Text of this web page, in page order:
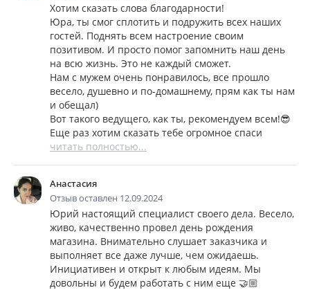
Хотим сказать слова благодарности!
Юра, ты смог сплотить и подружить всех наших
гостей. Поднять всем настроение своим
позитивом. И просто помог запомнить наш день
на всю жизнь. Это не каждый сможет.
Нам с мужем очень понравилось, все прошло
весело, душевно и по-домашнему, прям как ты нам
и обещал)
Вот такого ведущего, как ты, рекомендуем всем!😎
Еще раз хотим сказать тебе огромное спаси
читать полностью...
Анастасия
Отзыв оставлен 12.09.2024
Юрий настоящий специалист своего дела. Весело,
живо, качественно провел день рождения
магазина. Внимательно слушает заказчика и
выполняет все даже лучше, чем ожидаешь.
Инициативен и открыт к любым идеям. Мы
довольны и будем работать с ним еще 🤝🏼